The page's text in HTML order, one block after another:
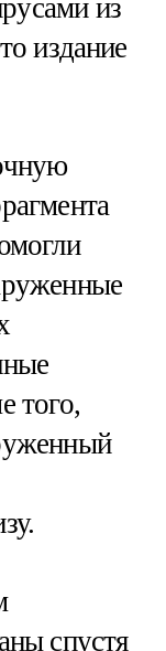
из
издание
того,
спустя